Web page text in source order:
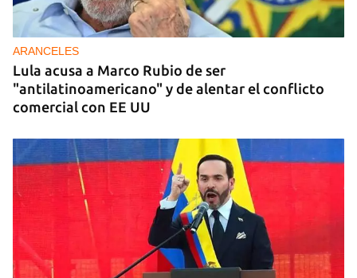
ARANCELES
Lula acusa a Marco Rubio de ser
"antilatinoamericano" y de alentar el conflicto
comercial con EE UU